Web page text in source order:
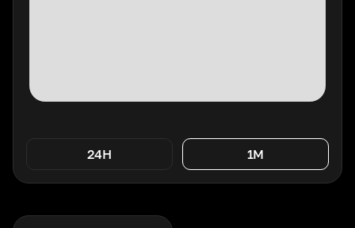
24H 1M